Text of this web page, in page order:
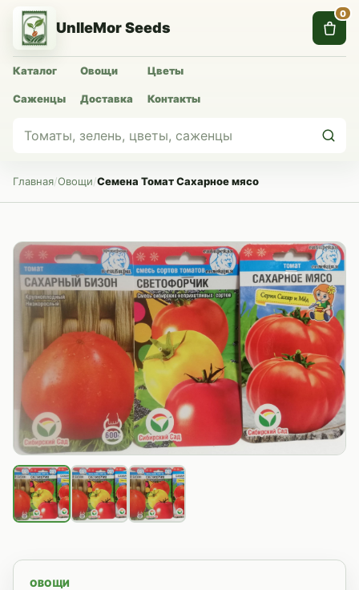
UnlleMor Seeds
Каталог Овощи Цветы
Саженцы Доставка Контакты
0
Главная/Овощи/Семена Томат Сахарное мясо
ОВОЩИ